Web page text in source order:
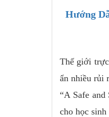
Hướng
Thế giới
ẩn nhiều rủi
“A Safe
cho học